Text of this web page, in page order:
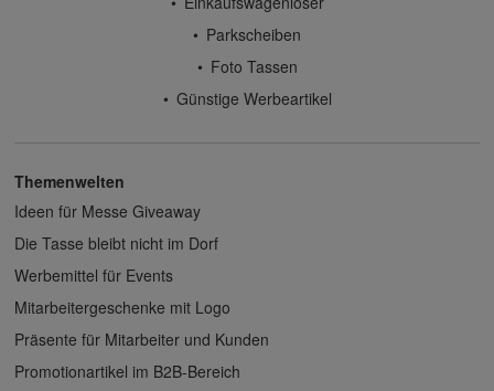
Parkscheiben
Foto Tassen
Günstige Werbeartikel
Themenwelten
Ideen für Messe Giveaway
Die Tasse bleibt nicht im Dorf
Werbemittel für Events
Mitarbeitergeschenke mit Logo
Präsente für Mitarbeiter und Kunden
Promotionartikel im B2B-Bereich